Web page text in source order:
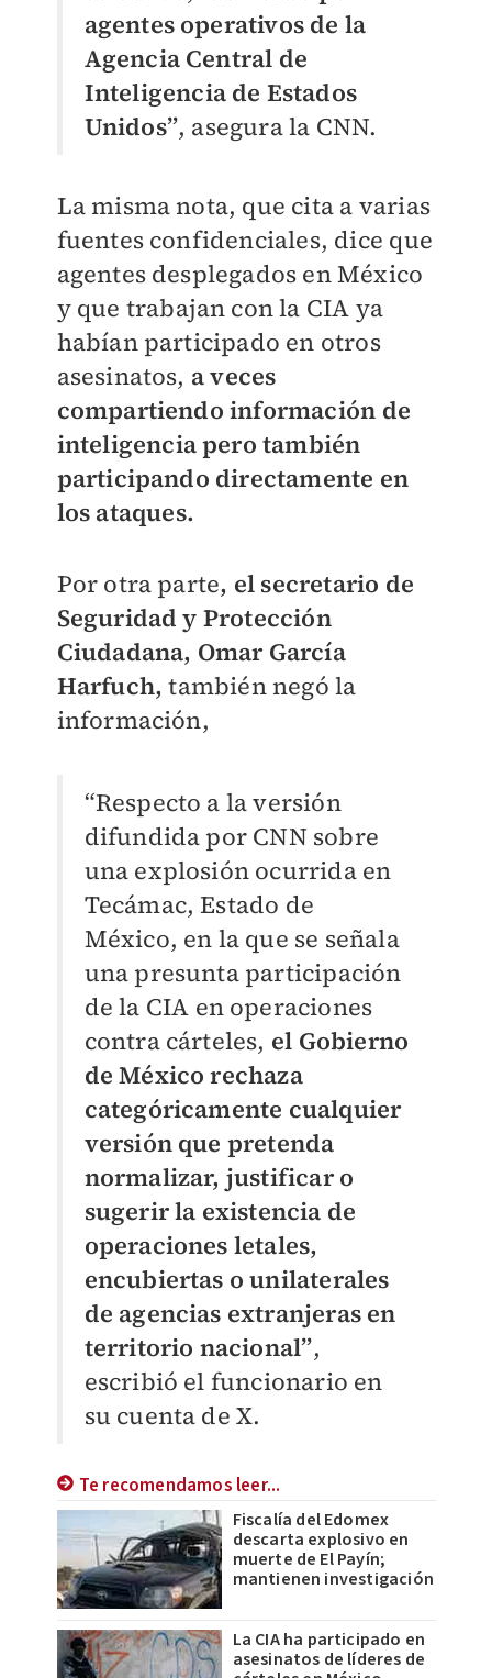
agentes operativos de la
Agencia Central de
Inteligencia de Estados
Unidos”, asegura la CNN.
La misma nota, que cita a varias
fuentes confidenciales, dice que
agentes desplegados en México
y que trabajan con la CIA ya
habían participado en otros
asesinatos, a veces
compartiendo información de
inteligencia pero también
participando directamente en
los ataques.
Por otra parte, el secretario de
Seguridad y Protección
Ciudadana, Omar García
Harfuch, también negó la
información,
“Respecto a la versión
difundida por CNN sobre
una explosión ocurrida en
Tecámac, Estado de
México, en la que se señala
una presunta participación
de la CIA en operaciones
contra cárteles, el Gobierno
de México rechaza
categóricamente cualquier
versión que pretenda
normalizar, justificar o
sugerir la existencia de
operaciones letales,
encubiertas o unilaterales
de agencias extranjeras en
territorio nacional”,
escribió el funcionario en
su cuenta de X.
Te recomendamos leer...
Fiscalía del Edomex
descarta explosivo en
muerte de El Payín;
mantienen investigación
La CIA ha participado en
asesinatos de líderes de